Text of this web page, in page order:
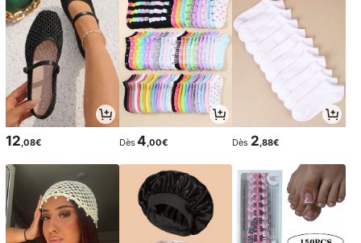
12 ,08€ Dès 4 ,00€ Dès 2 ,88€